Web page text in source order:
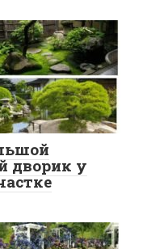
дворик у